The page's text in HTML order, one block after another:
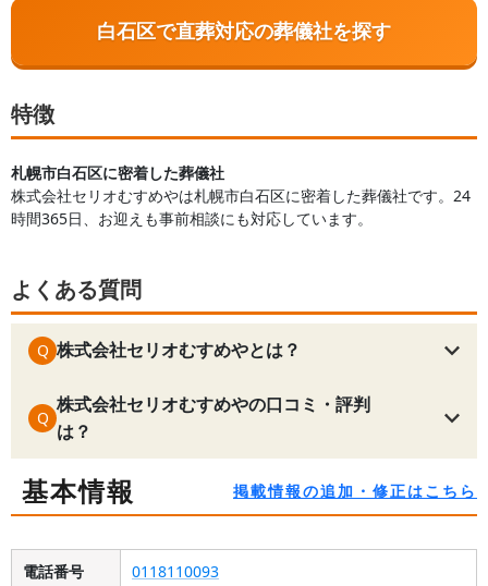
白石区で直葬対応の葬儀社を探す
特徴
札幌市白石区に密着した葬儀社
株式会社セリオむすめやは札幌市白石区に密着した葬儀社です。24
時間365日、お迎えも事前相談にも対応しています。
よくある質問
Q 株式会社セリオむすめやとは？
Q
株式会社セリオむすめやの口コミ・評判
は？
基本情報 掲載情報の追加・修正はこちら
電話番号 0118110093